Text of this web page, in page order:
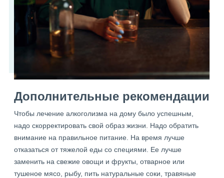
Дополнительные рекомендации
Чтобы лечение алкоголизма на дому было успешным,
надо скорректировать свой образ жизни. Надо обратить
внимание на правильное питание. На время лучше
отказаться от тяжелой еды со специями. Ее лучше
заменить на свежие овощи и фрукты, отварное или
тушеное мясо, рыбу, пить натуральные соки, травяные